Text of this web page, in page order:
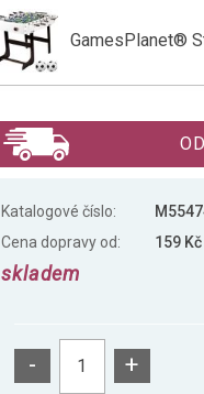
GamesPlanet®
GamesPlanet®
GamesPlanet®
Katalogové číslo:
Cena dopravy od:
159 Kč
skladem
- +